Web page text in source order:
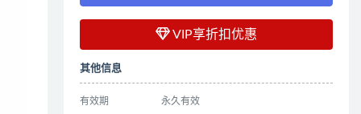
VIP享折扣优惠
其他信息
有效期 永久有效